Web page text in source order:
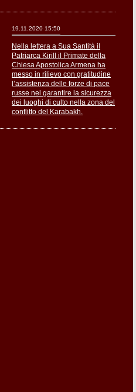
19.11.2020 15:50
Nella lettera a Sua Santità il
Patriarca Kirill il Primate della
Chiesa Apostolica Armena ha
messo in rilievo con gratitudine
l’assistenza delle forze di pace
russe nel garantire la sicurezza
dei luoghi di culto nella zona del
conflitto del Karabakh.